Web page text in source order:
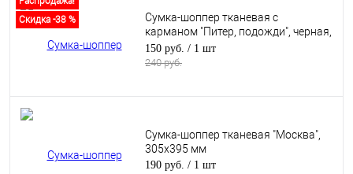
Скидка -38 %
Сумка-шоппер тканевая с
карманом "Питер, подожди", черная,
305х395 мм
150 руб. / 1 шт
240 руб.
Сумка-шоппер тканевая "Москва",
305х395 мм
190 руб. / 1 шт